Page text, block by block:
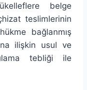
belge
teslimlerinin
bağlanmış
ilişkin usul ve
tebliği ile